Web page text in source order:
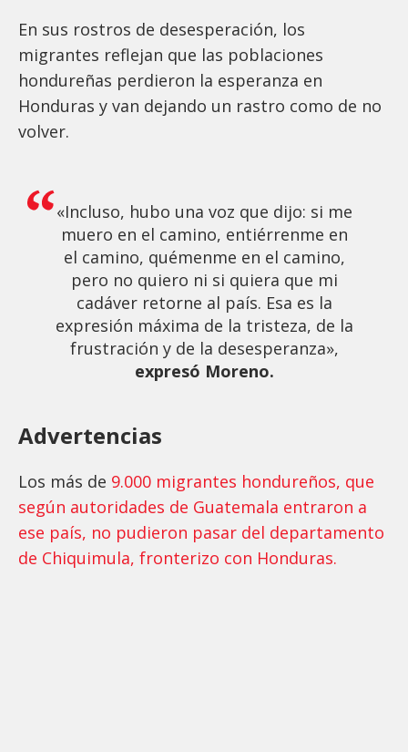
En sus rostros de desesperación, los
migrantes reflejan que las poblaciones
hondureñas perdieron la esperanza en
Honduras y van dejando un rastro como de no
volver.
«Incluso, hubo una voz que dijo: si me
muero en el camino, entiérrenme en
el camino, quémenme en el camino,
pero no quiero ni si quiera que mi
cadáver retorne al país. Esa es la
expresión máxima de la tristeza, de la
frustración y de la desesperanza»,
expresó Moreno.
Advertencias
Los más de 9.000 migrantes hondureños, que
según autoridades de Guatemala entraron a
ese país, no pudieron pasar del departamento
de Chiquimula, fronterizo con Honduras.